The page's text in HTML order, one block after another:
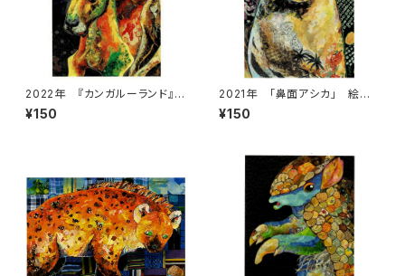
2022年 『カンガルーランド』
絵はがき
¥150
2021年 「鼻面アシカ」 絵は
がき
¥150